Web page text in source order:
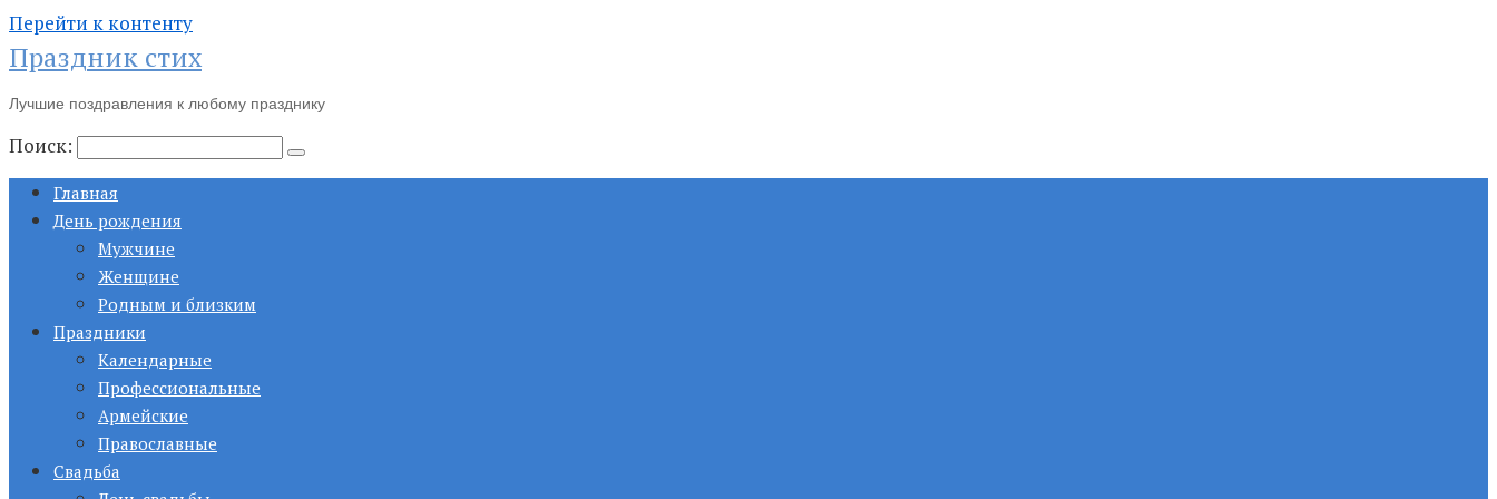
Перейти к контенту
Праздник стих
Лучшие поздравления к любому празднику
Поиск:
Главная
День рождения
Мужчине
Женщине
Родным и близким
Праздники
Календарные
Профессиональные
Армейские
Православные
Свадьба